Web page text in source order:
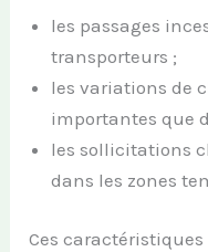
les passages
transporteurs ;
les variations de
importantes que
les sollicitations
dans les zones
Ces